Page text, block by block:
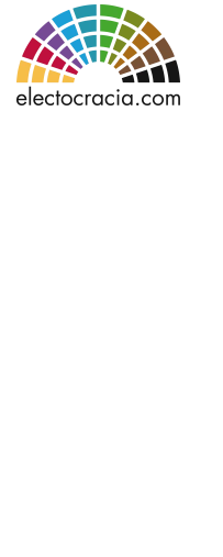
Ir al contenido principal